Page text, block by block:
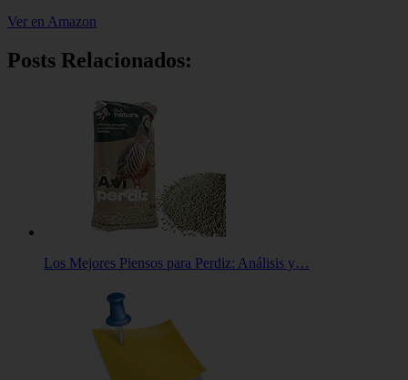
Ver en Amazon
Posts Relacionados:
Los Mejores Piensos para Perdiz: Análisis y…